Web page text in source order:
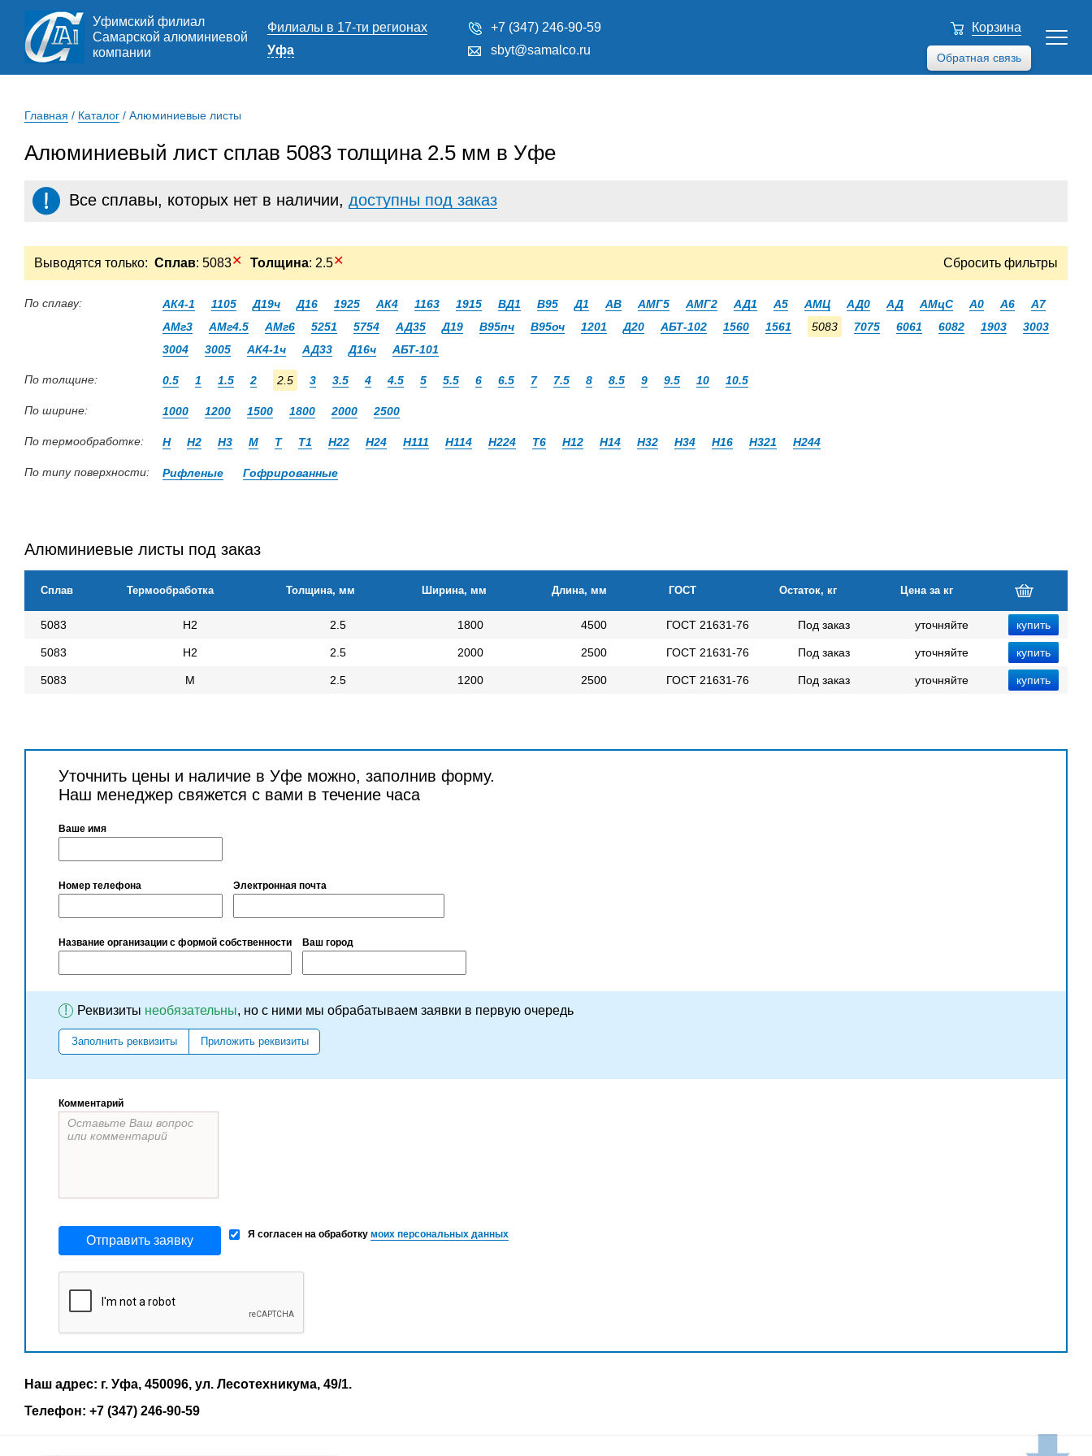
Уфимский филиал
Самарской алюминиевой
компании
Филиалы в 17-ти регионах
Уфа
+7 (347) 246-90-59
sbyt@samalco.ru
Обратная связь
Корзина
Главная / Каталог / Алюминиевые листы
Алюминиевый лист сплав 5083 толщина 2.5 мм в Уфе
Все сплавы, которых нет в наличии, доступны под заказ
Выводятся только: Сплав: 5083✕ Толщина: 2.5✕ Сбросить фильтры
По сплаву: АК4-1 1105 Д19ч Д16 1925 АК4 1163 1915 ВД1 В95 Д1 АВ АМГ5 АМГ2 АД1 А5 АМЦ АД0 АД АМцС А0 А6
А7
АМг3
АМг4.5 АМг6 5251 5754 АД35 Д19 В95пч В95оч 1201 Д20 АБТ-102 1560 1561 5083 7075 6061 6082 1903
3003
3004
3005 АК4-1ч АД33 Д16ч АБТ-101
По толщине: 0.5 1 1.5 2 2.5 3 3.5 4 4.5 5 5.5 6 6.5 7 7.5 8 8.5 9 9.5 10 10.5
По ширине: 1000 1200 1500 1800 2000 2500
По термообработке: Н Н2 Н3 М Т Т1 Н22 Н24 Н111 Н114 Н224 Т6 Н12 Н14 Н32 Н34 Н16 Н321 Н244
По типу поверхности: Рифленые Гофрированные
Алюминиевые листы под заказ
Сплав Термообработка Толщина, мм Ширина, мм Длина, мм ГОСТ Остаток, кг Цена за кг
5083 Н2 2.5 1800 4500 ГОСТ 21631-76 Под заказ уточняйте
5083 Н2 2.5 2000 2500 ГОСТ 21631-76 Под заказ уточняйте
5083 М 2.5 1200 2500 ГОСТ 21631-76 Под заказ уточняйте
Уточнить цены и наличие в Уфе можно, заполнив форму.
Наш менеджер свяжется с вами в течение часа
Ваше имя
Номер телефона Электронная почта
Название организации с формой собственности Ваш город
! Реквизиты необязательны, но с ними мы обрабатываем заявки в первую очередь
Заполнить реквизиты Приложить реквизиты
Комментарий
Отправить заявку Я согласен на обработку моих персональных данных
Наш адрес: г. Уфа, 450096, ул. Лесотехникума, 49/1.
Телефон: +7 (347) 246-90-59